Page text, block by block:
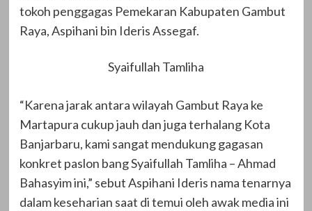
tokoh penggagas Pemekaran Kabupaten Gambut
Raya, Aspihani bin Ideris Assegaf.
Syaifullah Tamliha
“Karena jarak antara wilayah Gambut Raya ke
Martapura cukup jauh dan juga terhalang Kota
Banjarbaru, kami sangat mendukung gagasan
konkret paslon bang Syaifullah Tamliha – Ahmad
Bahasyim ini,” sebut Aspihani Ideris nama tenarnya
dalam keseharian saat di temui oleh awak media ini